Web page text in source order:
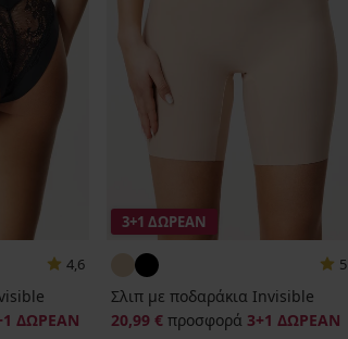
4,6
ΔΩΡΕΑΝ
3+1 ΔΩΡΕΑΝ
5
Σλιπ με ποδαράκια Invisible
20,99 € προσφορά 3+1 ΔΩΡΕΑΝ